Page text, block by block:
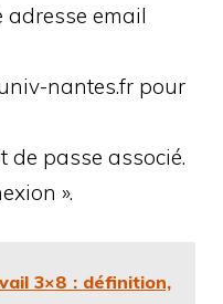
adresse email
nantes.fr pour
de passe associé.
».
3×8 : définition,